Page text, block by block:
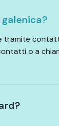
tramite
o a